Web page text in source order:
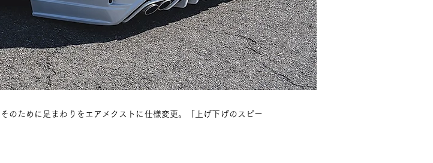
のために足まわりをエアメクストに仕様変更。「上げ下げのスピー